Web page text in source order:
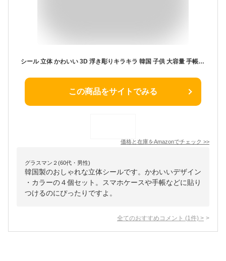
シール 立体 かわいい 3D 浮き彫りキラキラ 韓国 子供 大容量 手帳デコレーション 子供クリエイティブ DIY に最適 人気 プレゼント スマホケース 手帳 DIY (4個セット)
この商品をサイトでみる
価格と在庫をAmazonでチェック >>
グラスマン２(60代・男性)
韓国製のおしゃれな立体シールです。かわいいデザイン
・カラーの４個セット。スマホケースや手帳などに貼り
つけるのにぴったりですよ。
全てのおすすめコメント (1 件) >